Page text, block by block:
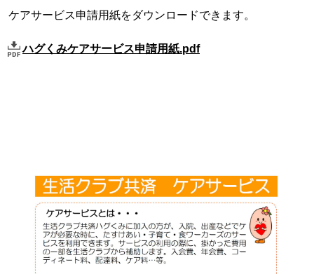
ケアサービス申請用紙をダウンロードできます。
ハグくみケアサービス申請用紙.pdf